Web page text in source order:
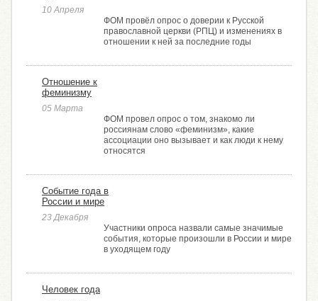
10 Апреля
ФОМ провёл опрос о доверии к Русской
православной церкви (РПЦ) и изменениях в
отношении к ней за последние годы
Отношение к
феминизму
05 Марта
ФОМ провел опрос о том, знакомо ли
россиянам слово «феминизм», какие
ассоциации оно вызывает и как люди к нему
относятся
Событие года в
России и мире
23 Декабря
Участники опроса назвали самые значимые
события, которые произошли в России и мире
в уходящем году
Человек года